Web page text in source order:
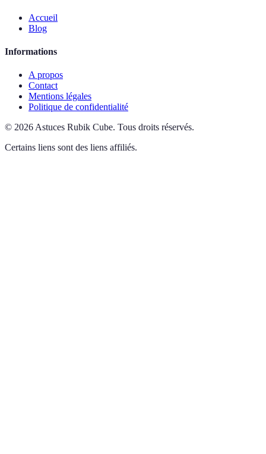
Accueil
Blog
Informations
A propos
Contact
Mentions légales
Politique de confidentialité
© 2026 Astuces Rubik Cube. Tous droits réservés.
Certains liens sont des liens affiliés.